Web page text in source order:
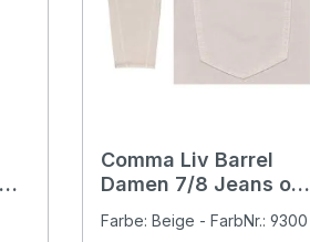
Comma Liv Barrel
Damen 7/8 Jeans oat
Farbe: Beige - FarbNr.: 9300